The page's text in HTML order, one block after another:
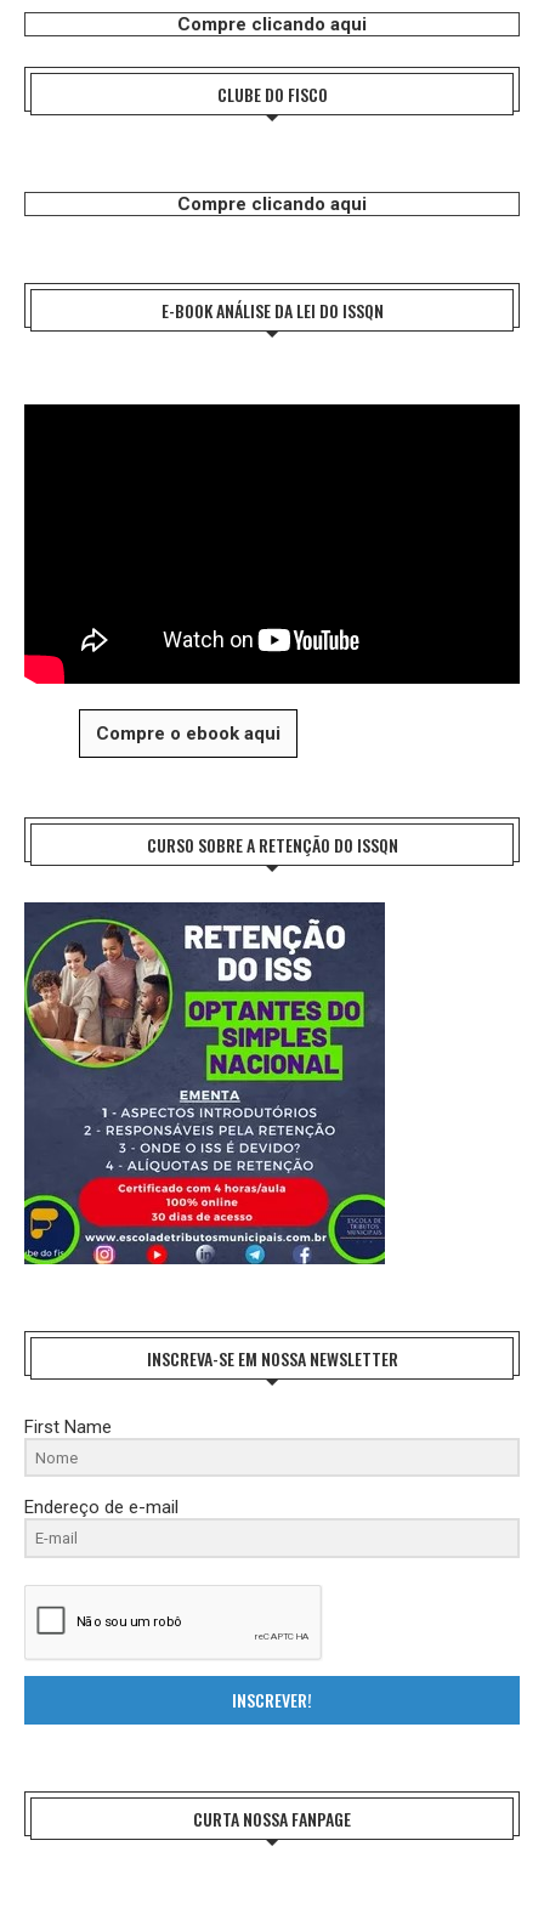
Compre clicando aqui
CLUBE DO FISCO
Compre clicando aqui
E-BOOK ANÁLISE DA LEI DO ISSQN
Compre o ebook aqui
CURSO SOBRE A RETENÇÃO DO ISSQN
INSCREVA-SE EM NOSSA NEWSLETTER
First Name
Endereço de e-mail
INSCREVER!
CURTA NOSSA FANPAGE